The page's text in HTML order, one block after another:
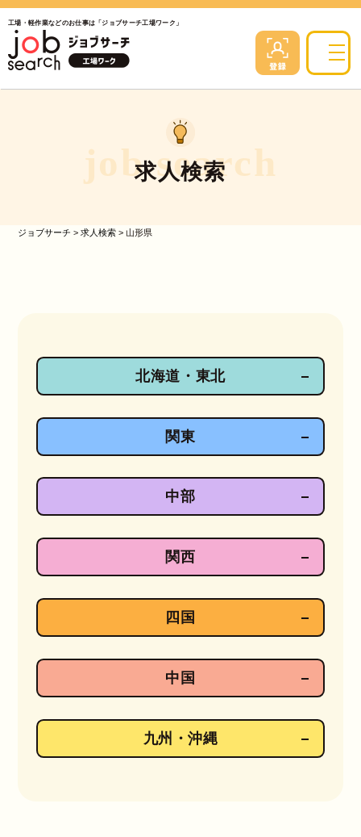
工場・軽作業などのお仕事は「ジョブサーチ工場ワーク」
求人検索
job search
ジョブサーチ >求人検索 >山形県
北海道・東北
関東
中部
関西
四国
中国
九州・沖縄